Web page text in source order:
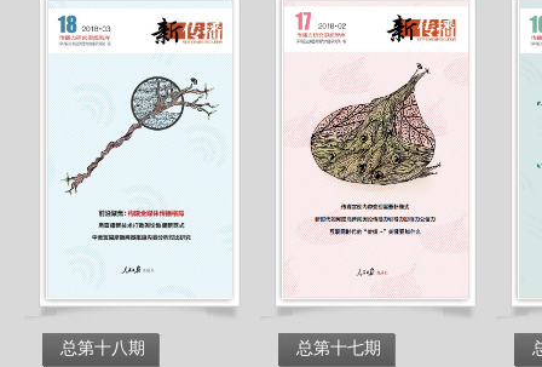
总第十八期 总第十七期